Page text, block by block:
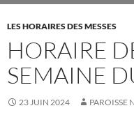
LES HORAIRES DES MESSES
HORAIRE
SEMAINE
23 JUIN 2024 PAROISSE